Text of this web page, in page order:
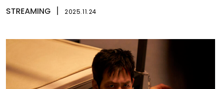
Videoで最速配信
STREAMING 2025.11.24